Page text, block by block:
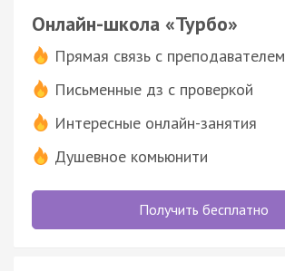
Онлайн-школа «Турбо»
Прямая связь с преподавателем
Письменные дз с проверкой
Интересные онлайн-занятия
Душевное комьюнити
Получить бесплатно